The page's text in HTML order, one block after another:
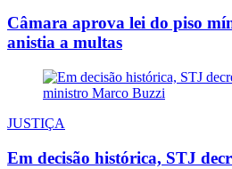
Câmara aprova lei do piso
anistia a multas
JUSTIÇA
Em decisão histórica, STJ